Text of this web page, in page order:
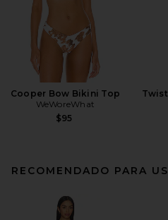
Cooper Bow Bikini Top
WeWoreWhat
$95
RECOMENDADO PARA